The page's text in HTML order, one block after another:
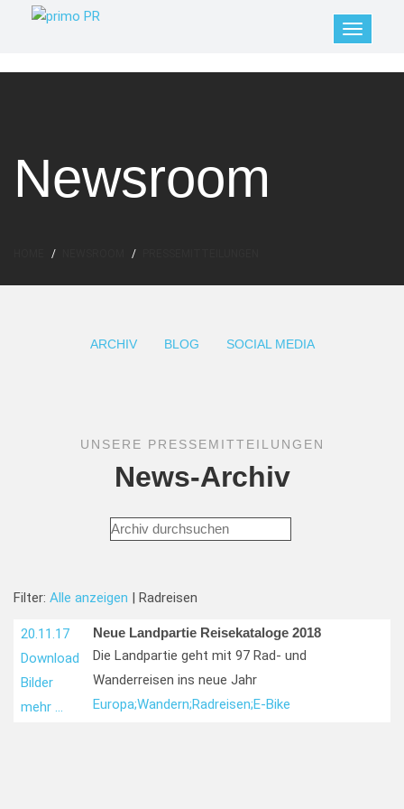
Newsroom
ARCHIV BLOG SOCIAL MEDIA
UNSERE PRESSEMITTEILUNGEN
News-Archiv
Filter: Alle anzeigen | Radreisen
20.11.17
Download
Bilder
mehr …
Neue Landpartie Reisekataloge 2018
Die Landpartie geht mit 97 Rad- und
Wanderreisen ins neue Jahr
Europa;Wandern;Radreisen;E-Bike